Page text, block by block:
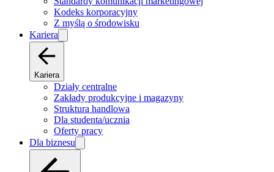
Kodeks korporacyjny
Z myślą o środowisku
Kariera
Kariera
Działy centralne
Zakłady produkcyjne i magazyny
Struktura handlowa
Dla studenta/ucznia
Oferty pracy
Dla biznesu